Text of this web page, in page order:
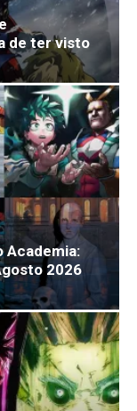
de ter visto
Academia:
2026